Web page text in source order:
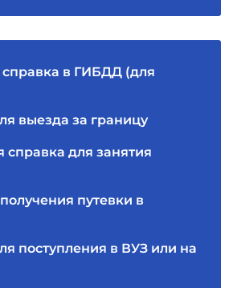
в ГИБДД (для
выезда за границу
для занятия
путевки в
поступления в ВУЗ или на